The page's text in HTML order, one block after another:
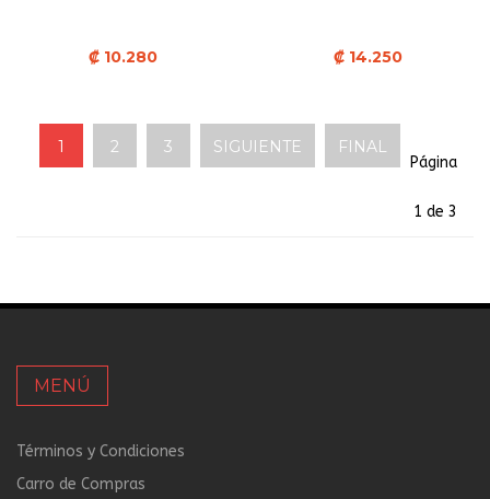
₡ 10.280 ₡ 14.250
1 2 3 SIGUIENTE FINAL
Página
1 de 3
MENÚ
Términos y Condiciones
Carro de Compras